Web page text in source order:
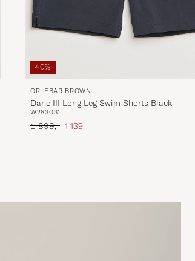
40%
ORLEBAR BROWN
Dane III Long Leg Swim Shorts Black
W283031
Ordinary pris
1 899,- Nedsat pris
1 139,-